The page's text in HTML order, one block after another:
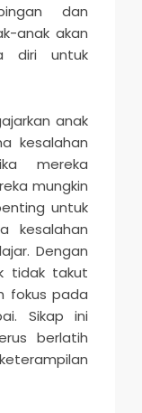
dan
anak akan
diri untuk
anak
kesalahan
mereka
mungkin
untuk
kesalahan
Dengan
tidak takut
fokus pada
Sikap ini
berlatih